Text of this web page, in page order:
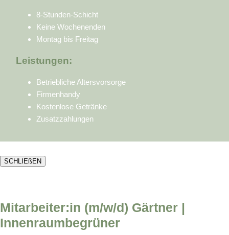
8-Stunden-Schicht
Keine Wochenenden
Montag bis Freitag
Leistungen:
Betriebliche Altersvorsorge
Firmenhandy
Kostenlose Getränke
Zusatzzahlungen
SCHLIEßEN
Mitarbeiter:in (m/w/d) Gärtner |
Innenraumbegrüner